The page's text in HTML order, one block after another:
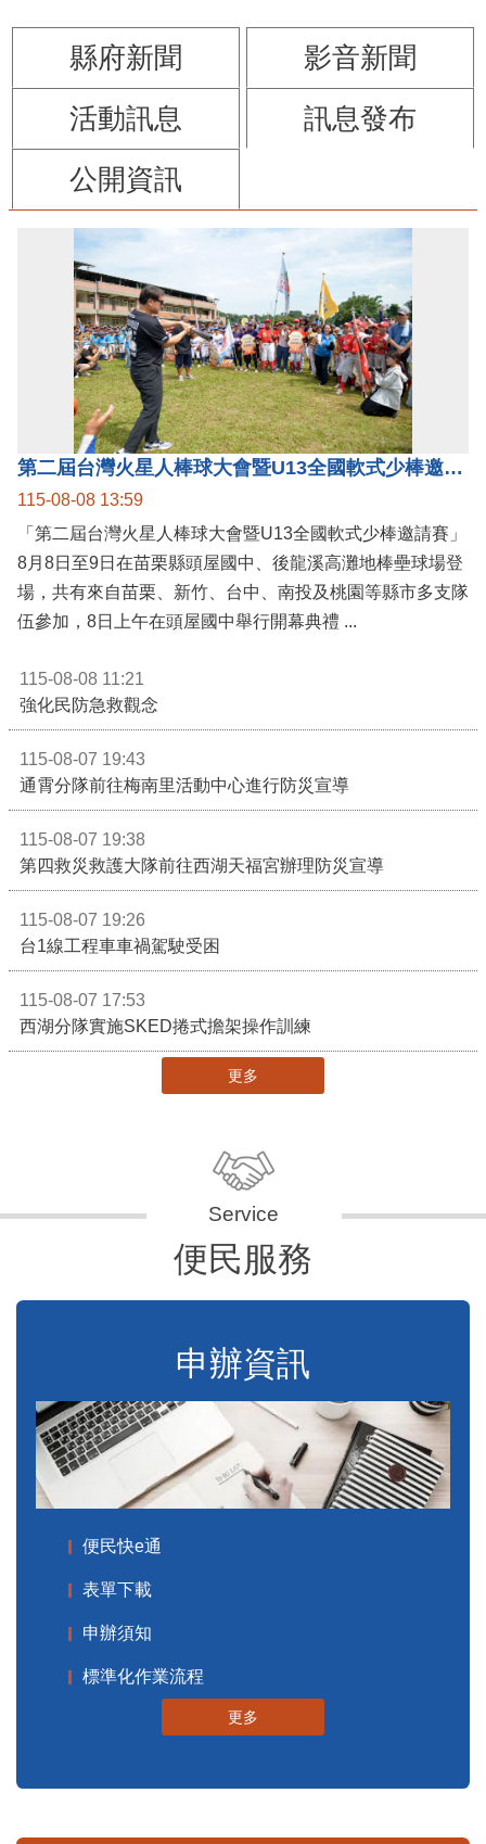
縣府新聞
影音新聞
活動訊息
訊息發布
公開資訊
第二屆台灣火星人棒球大會暨U13全國軟式少棒邀請賽在苗栗舉辦
115-08-08 13:59
「第二屆台灣火星人棒球大會暨U13全國軟式少棒邀請賽」
8月8日至9日在苗栗縣頭屋國中、後龍溪高灘地棒壘球場登
場，共有來自苗栗、新竹、台中、南投及桃園等縣市多支隊
伍參加，8日上午在頭屋國中舉行開幕典禮 ...
115-08-08 11:21
強化民防急救觀念
115-08-07 19:43
通霄分隊前往梅南里活動中心進行防災宣導
115-08-07 19:38
第四救災救護大隊前往西湖天福宮辦理防災宣導
115-08-07 19:26
台1線工程車車禍駕駛受困
115-08-07 17:53
西湖分隊實施SKED捲式擔架操作訓練
更多
便民服務
申辦資訊
便民快e通
表單下載
申辦須知
標準化作業流程
更多